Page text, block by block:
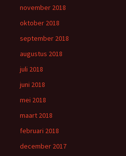
november 2018
oktober 2018
september 2018
augustus 2018
juli 2018
juni 2018
mei 2018
maart 2018
februari 2018
december 2017